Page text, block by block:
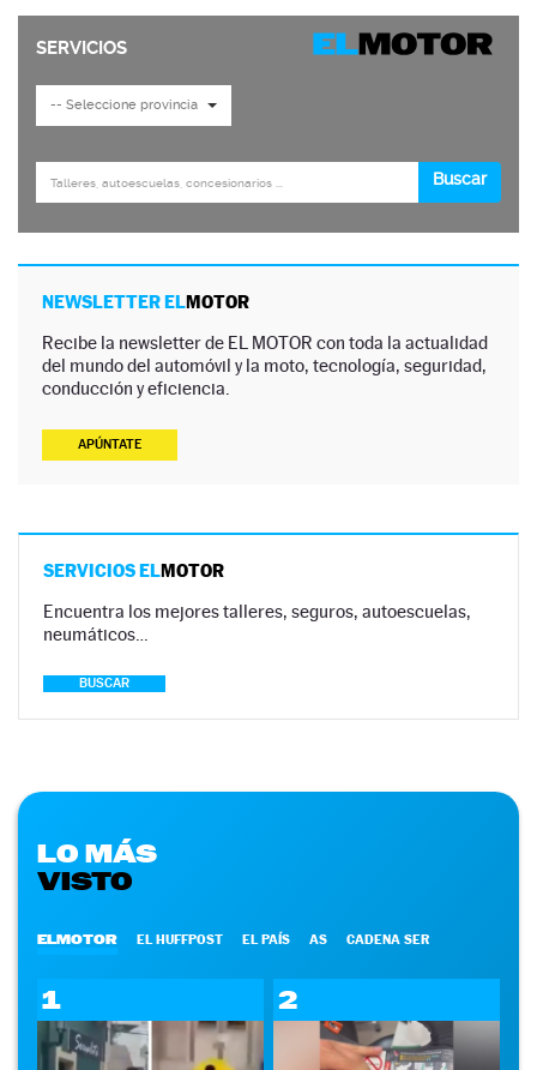
NEWSLETTER ELMOTOR
Recibe la newsletter de EL MOTOR con toda la actualidad
del mundo del automóvil y la moto, tecnología, seguridad,
conducción y eficiencia.
APÚNTATE
SERVICIOS ELMOTOR
Encuentra los mejores talleres, seguros, autoescuelas,
neumáticos…
BUSCAR
LO MÁS
VISTO
ELMOTOR EL HUFFPOST EL PAÍS AS CADENA SER
1 2